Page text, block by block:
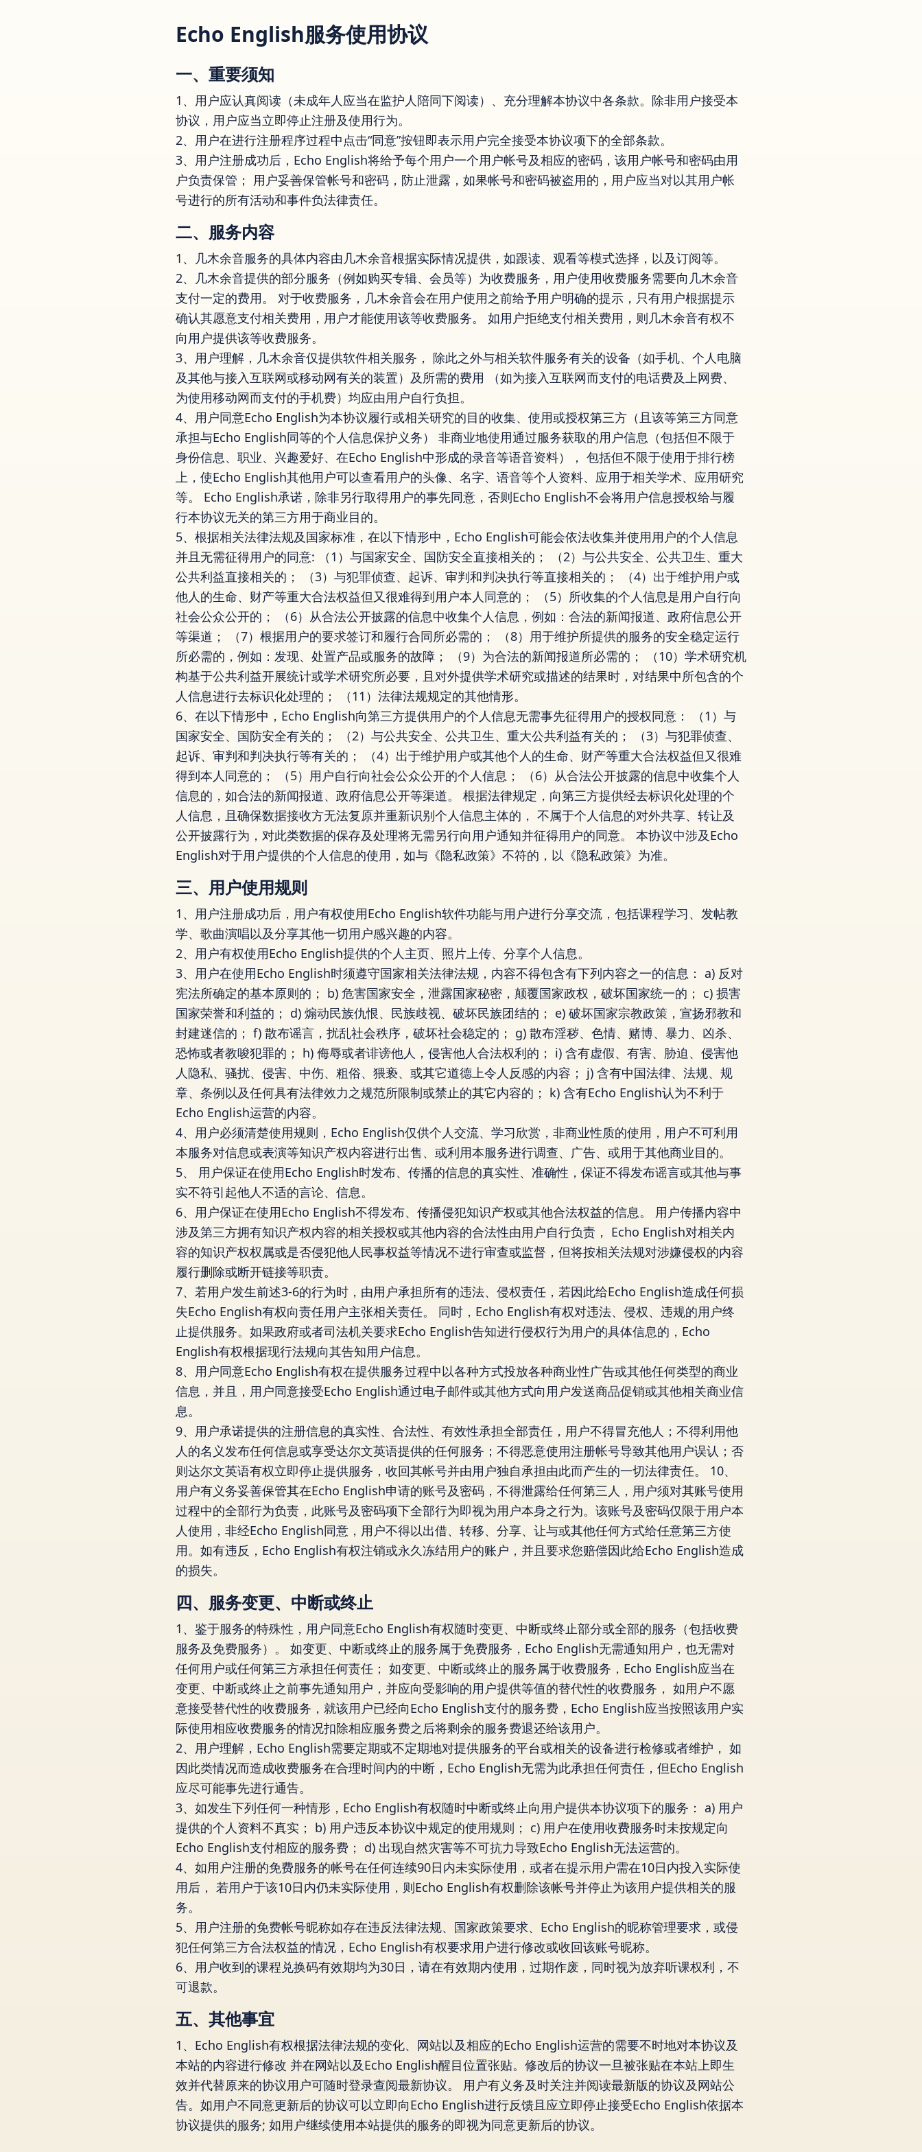
Echo English服务使用协议
一、重要须知
1、用户应认真阅读（未成年人应当在监护人陪同下阅读）、充分理解本协议中各条款。除非用户接受本
协议，用户应当立即停止注册及使用行为。
2、用户在进行注册程序过程中点击“同意”按钮即表示用户完全接受本协议项下的全部条款。
3、用户注册成功后，Echo English将给予每个用户一个用户帐号及相应的密码，该用户帐号和密码由用
户负责保管； 用户妥善保管帐号和密码，防止泄露，如果帐号和密码被盗用的，用户应当对以其用户帐
号进行的所有活动和事件负法律责任。
二、服务内容
1、几木余音服务的具体内容由几木余音根据实际情况提供，如跟读、观看等模式选择，以及订阅等。
2、几木余音提供的部分服务（例如购买专辑、会员等）为收费服务，用户使用收费服务需要向几木余音
支付一定的费用。 对于收费服务，几木余音会在用户使用之前给予用户明确的提示，只有用户根据提示
确认其愿意支付相关费用，用户才能使用该等收费服务。 如用户拒绝支付相关费用，则几木余音有权不
向用户提供该等收费服务。
3、用户理解，几木余音仅提供软件相关服务， 除此之外与相关软件服务有关的设备（如手机、个人电脑
及其他与接入互联网或移动网有关的装置）及所需的费用 （如为接入互联网而支付的电话费及上网费、
为使用移动网而支付的手机费）均应由用户自行负担。
4、用户同意Echo English为本协议履行或相关研究的目的收集、使用或授权第三方（且该等第三方同意
承担与Echo English同等的个人信息保护义务） 非商业地使用通过服务获取的用户信息（包括但不限于
身份信息、职业、兴趣爱好、在Echo English中形成的录音等语音资料）， 包括但不限于使用于排行榜
上，使Echo English其他用户可以查看用户的头像、名字、语音等个人资料、应用于相关学术、应用研究
等。 Echo English承诺，除非另行取得用户的事先同意，否则Echo English不会将用户信息授权给与履
行本协议无关的第三方用于商业目的。
5、根据相关法律法规及国家标准，在以下情形中，Echo English可能会依法收集并使用用户的个人信息
并且无需征得用户的同意: （1）与国家安全、国防安全直接相关的； （2）与公共安全、公共卫生、重大
公共利益直接相关的； （3）与犯罪侦查、起诉、审判和判决执行等直接相关的； （4）出于维护用户或
他人的生命、财产等重大合法权益但又很难得到用户本人同意的； （5）所收集的个人信息是用户自行向
社会公众公开的； （6）从合法公开披露的信息中收集个人信息，例如：合法的新闻报道、政府信息公开
等渠道； （7）根据用户的要求签订和履行合同所必需的； （8）用于维护所提供的服务的安全稳定运行
所必需的，例如：发现、处置产品或服务的故障； （9）为合法的新闻报道所必需的； （10）学术研究机
构基于公共利益开展统计或学术研究所必要，且对外提供学术研究或描述的结果时，对结果中所包含的个
人信息进行去标识化处理的； （11）法律法规规定的其他情形。
6、在以下情形中，Echo English向第三方提供用户的个人信息无需事先征得用户的授权同意： （1）与
国家安全、国防安全有关的； （2）与公共安全、公共卫生、重大公共利益有关的； （3）与犯罪侦查、
起诉、审判和判决执行等有关的； （4）出于维护用户或其他个人的生命、财产等重大合法权益但又很难
得到本人同意的； （5）用户自行向社会公众公开的个人信息； （6）从合法公开披露的信息中收集个人
信息的，如合法的新闻报道、政府信息公开等渠道。 根据法律规定，向第三方提供经去标识化处理的个
人信息，且确保数据接收方无法复原并重新识别个人信息主体的， 不属于个人信息的对外共享、转让及
公开披露行为，对此类数据的保存及处理将无需另行向用户通知并征得用户的同意。 本协议中涉及Echo
English对于用户提供的个人信息的使用，如与《隐私政策》不符的，以《隐私政策》为准。
三、用户使用规则
1、用户注册成功后，用户有权使用Echo English软件功能与用户进行分享交流，包括课程学习、发帖教
学、歌曲演唱以及分享其他一切用户感兴趣的内容。
2、用户有权使用Echo English提供的个人主页、照片上传、分享个人信息。
3、用户在使用Echo English时须遵守国家相关法律法规，内容不得包含有下列内容之一的信息： a) 反对
宪法所确定的基本原则的； b) 危害国家安全，泄露国家秘密，颠覆国家政权，破坏国家统一的； c) 损害
国家荣誉和利益的； d) 煽动民族仇恨、民族歧视、破坏民族团结的； e) 破坏国家宗教政策，宣扬邪教和
封建迷信的； f) 散布谣言，扰乱社会秩序，破坏社会稳定的； g) 散布淫秽、色情、赌博、暴力、凶杀、
恐怖或者教唆犯罪的； h) 侮辱或者诽谤他人，侵害他人合法权利的； i) 含有虚假、有害、胁迫、侵害他
人隐私、骚扰、侵害、中伤、粗俗、猥亵、或其它道德上令人反感的内容； j) 含有中国法律、法规、规
章、条例以及任何具有法律效力之规范所限制或禁止的其它内容的； k) 含有Echo English认为不利于
Echo English运营的内容。
4、用户必须清楚使用规则，Echo English仅供个人交流、学习欣赏，非商业性质的使用，用户不可利用
本服务对信息或表演等知识产权内容进行出售、或利用本服务进行调查、广告、或用于其他商业目的。
5、 用户保证在使用Echo English时发布、传播的信息的真实性、准确性，保证不得发布谣言或其他与事
实不符引起他人不适的言论、信息。
6、用户保证在使用Echo English不得发布、传播侵犯知识产权或其他合法权益的信息。 用户传播内容中
涉及第三方拥有知识产权内容的相关授权或其他内容的合法性由用户自行负责， Echo English对相关内
容的知识产权权属或是否侵犯他人民事权益等情况不进行审查或监督，但将按相关法规对涉嫌侵权的内容
履行删除或断开链接等职责。
7、若用户发生前述3-6的行为时，由用户承担所有的违法、侵权责任，若因此给Echo English造成任何损
失Echo English有权向责任用户主张相关责任。 同时，Echo English有权对违法、侵权、违规的用户终
止提供服务。如果政府或者司法机关要求Echo English告知进行侵权行为用户的具体信息的，Echo
English有权根据现行法规向其告知用户信息。
8、用户同意Echo English有权在提供服务过程中以各种方式投放各种商业性广告或其他任何类型的商业
信息，并且，用户同意接受Echo English通过电子邮件或其他方式向用户发送商品促销或其他相关商业信
息。
9、用户承诺提供的注册信息的真实性、合法性、有效性承担全部责任，用户不得冒充他人；不得利用他
人的名义发布任何信息或享受达尔文英语提供的任何服务；不得恶意使用注册帐号导致其他用户误认；否
则达尔文英语有权立即停止提供服务，收回其帐号并由用户独自承担由此而产生的一切法律责任。 10、
用户有义务妥善保管其在Echo English申请的账号及密码，不得泄露给任何第三人，用户须对其账号使用
过程中的全部行为负责，此账号及密码项下全部行为即视为用户本身之行为。该账号及密码仅限于用户本
人使用，非经Echo English同意，用户不得以出借、转移、分享、让与或其他任何方式给任意第三方使
用。如有违反，Echo English有权注销或永久冻结用户的账户，并且要求您赔偿因此给Echo English造成
的损失。
四、服务变更、中断或终止
1、鉴于服务的特殊性，用户同意Echo English有权随时变更、中断或终止部分或全部的服务（包括收费
服务及免费服务）。 如变更、中断或终止的服务属于免费服务，Echo English无需通知用户，也无需对
任何用户或任何第三方承担任何责任； 如变更、中断或终止的服务属于收费服务，Echo English应当在
变更、中断或终止之前事先通知用户，并应向受影响的用户提供等值的替代性的收费服务， 如用户不愿
意接受替代性的收费服务，就该用户已经向Echo English支付的服务费，Echo English应当按照该用户实
际使用相应收费服务的情况扣除相应服务费之后将剩余的服务费退还给该用户。
2、用户理解，Echo English需要定期或不定期地对提供服务的平台或相关的设备进行检修或者维护， 如
因此类情况而造成收费服务在合理时间内的中断，Echo English无需为此承担任何责任，但Echo English
应尽可能事先进行通告。
3、如发生下列任何一种情形，Echo English有权随时中断或终止向用户提供本协议项下的服务： a) 用户
提供的个人资料不真实； b) 用户违反本协议中规定的使用规则； c) 用户在使用收费服务时未按规定向
Echo English支付相应的服务费； d) 出现自然灾害等不可抗力导致Echo English无法运营的。
4、如用户注册的免费服务的帐号在任何连续90日内未实际使用，或者在提示用户需在10日内投入实际使
用后， 若用户于该10日内仍未实际使用，则Echo English有权删除该帐号并停止为该用户提供相关的服
务。
5、用户注册的免费帐号昵称如存在违反法律法规、国家政策要求、Echo English的昵称管理要求，或侵
犯任何第三方合法权益的情况，Echo English有权要求用户进行修改或收回该账号昵称。
6、用户收到的课程兑换码有效期均为30日，请在有效期内使用，过期作废，同时视为放弃听课权利，不
可退款。
五、其他事宜
1、Echo English有权根据法律法规的变化、网站以及相应的Echo English运营的需要不时地对本协议及
本站的内容进行修改 并在网站以及Echo English醒目位置张贴。修改后的协议一旦被张贴在本站上即生
效并代替原来的协议用户可随时登录查阅最新协议。 用户有义务及时关注并阅读最新版的协议及网站公
告。如用户不同意更新后的协议可以立即向Echo English进行反馈且应立即停止接受Echo English依据本
协议提供的服务; 如用户继续使用本站提供的服务的即视为同意更新后的协议。